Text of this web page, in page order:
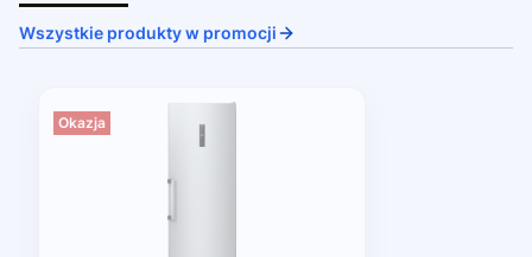
Wszystkie produkty w promocji
Okazja